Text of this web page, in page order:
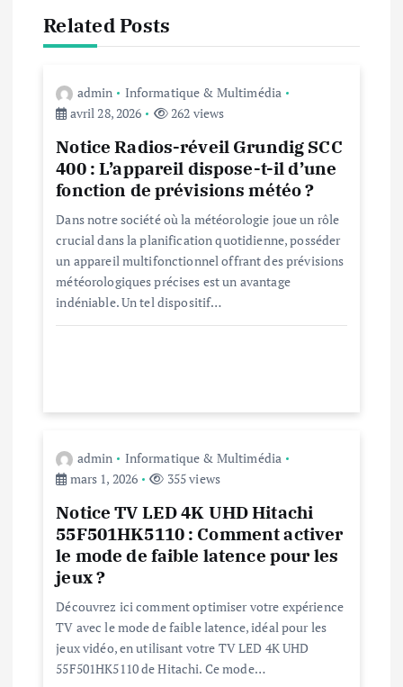
o
n
Related Posts
admin
Informatique & Multimédia
avril 28, 2026
262 views
Notice Radios-réveil Grundig SCC
400 : L’appareil dispose-t-il d’une
fonction de prévisions météo ?
Dans notre société où la météorologie joue un rôle
crucial dans la planification quotidienne, posséder
un appareil multifonctionnel offrant des prévisions
météorologiques précises est un avantage
indéniable. Un tel dispositif…
admin
Informatique & Multimédia
mars 1, 2026
355 views
Notice TV LED 4K UHD Hitachi
55F501HK5110 : Comment activer
le mode de faible latence pour les
jeux ?
Découvrez ici comment optimiser votre expérience
TV avec le mode de faible latence, idéal pour les
jeux vidéo, en utilisant votre TV LED 4K UHD
55F501HK5110 de Hitachi. Ce mode…